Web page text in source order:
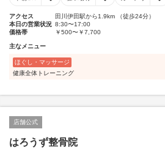
アクセス
田川伊田駅から1.9km （徒歩24分）
本日の営業状況 8:30〜17:00
価格帯
￥500〜￥7,700
主なメニュー
ほぐし・マッサージ
健康全体トレーニング
店舗公式
はろうず整骨院